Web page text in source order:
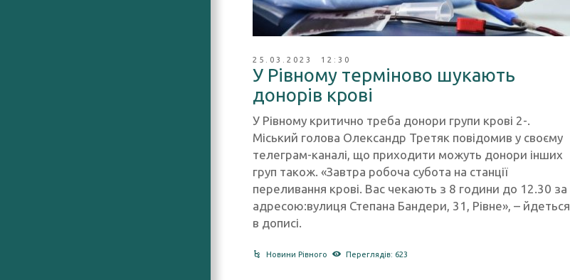
25.03.2023 12:30
У Рівному терміново шукають
донорів крові
У Рівному критично треба донори групи крові 2-.
Міський голова Олександр Третяк повідомив у своєму
телеграм-каналі, що приходити можуть донори інших
груп також. «Завтра робоча субота на станції
переливання крові. Вас чекають з 8 години до 12.30 за
адресою:вулиця Степана Бандери, 31, Рівне», – йдеться
в дописі.
Новини Рівного Переглядів: 623